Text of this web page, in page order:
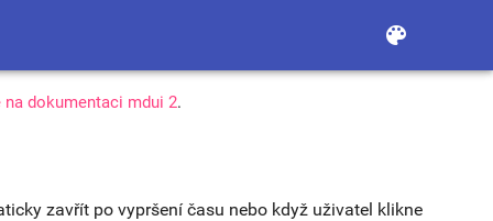
color_lens
na dokumentaci mdui 2.
zavřít po vypršení času nebo když uživatel klikne